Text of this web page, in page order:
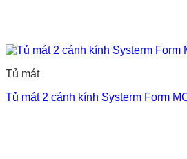
Tủ mát
Tủ mát 2 cánh kính Systerm Form